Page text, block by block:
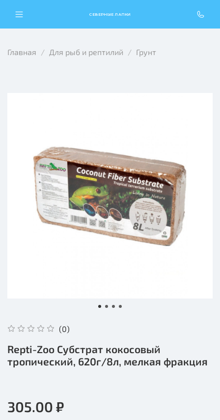
СЕВЕРНЫЕ ЛАПКИ
Главная Для рыб и рептилий Грунт
(0)
Repti-Zoo Субстрат кокосовый
тропический, 620г/8л, мелкая фракция
305.00 ₽